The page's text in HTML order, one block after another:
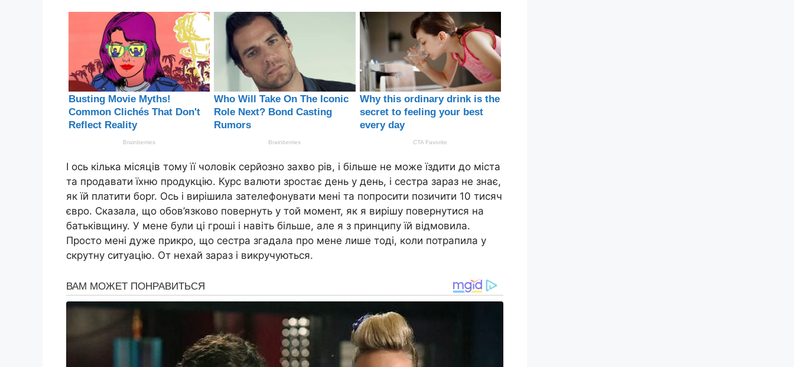
І ось кілька місяців тому її чоловік серйозно захво рів, і більше не може їздити до міста
та продавати їхню продукцію. Курс валюти зростає день у день, і сестра зараз не знає,
як їй платити борr. Ось і вирішила зателефонувати мені та попросити позичити 10 тисяч
євро. Сказала, що обов’язково повернуть у той момент, як я вирішу повернутися на
батьківщину. У мене були ці гроші і навіть більше, але я з принципу їй відмовила.
Просто мені дуже прикро, що сестра згадала про мене лише тоді, коли потрапила у
скрутну ситуацію. От нехай зараз і викручуються.